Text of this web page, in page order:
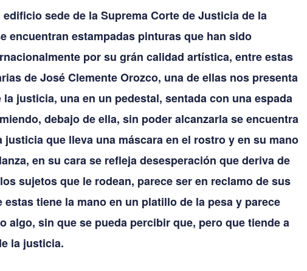
sede de la Suprema Corte de Justicia de la
encuentran estampadas pinturas que han sido
por su grán calidad artística, entre estas
de José Clemente Orozco, una de ellas nos presenta
justicia, una en un pedestal, sentada con una espada
debajo de ella, sin poder alcanzarla se encuentra
justicia que lleva una máscara en el rostro y en su mano
en su cara se refleja desesperación que deriva de
sujetos que le rodean, parece ser en reclamo de sus
estas tiene la mano en un platillo de la pesa y parece
algo, sin que se pueda percibir que, pero que tiende a
la justicia.